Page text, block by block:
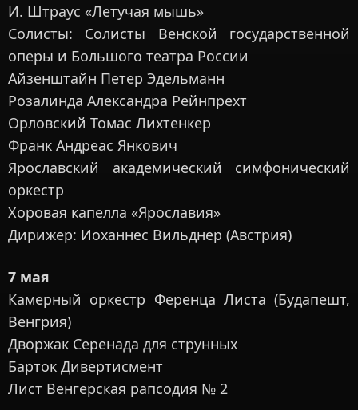
И. Штраус «Летучая мышь»
Солисты: Солисты Венской государственной
оперы и Большого театра России
Айзенштайн Петер Эдельманн
Розалинда Александра Рейнпрехт
Орловский Томас Лихтенкер
Франк Андреас Янкович
Ярославский академический симфонический
оркестр
Хоровая капелла «Ярославия»
Дирижер: Иоханнес Вильднер (Австрия)
7 мая
Камерный оркестр Ференца Листа (Будапешт,
Венгрия)
Дворжак Серенада для струнных
Барток Дивертисмент
Лист Венгерская рапсодия № 2